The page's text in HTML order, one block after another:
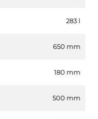
283 l
650 mm
180 mm
500 mm